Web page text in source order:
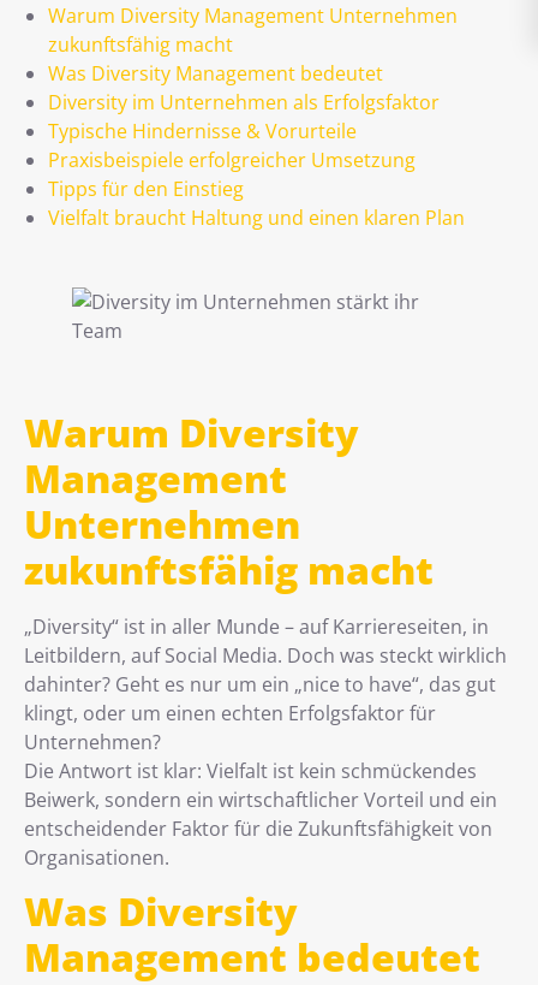
Warum Diversity Management Unternehmen
zukunftsfähig macht
Was Diversity Management bedeutet
Diversity im Unternehmen als Erfolgsfaktor
Typische Hindernisse & Vorurteile
Praxisbeispiele erfolgreicher Umsetzung
Tipps für den Einstieg
Vielfalt braucht Haltung und einen klaren Plan
Warum Diversity
Management
Unternehmen
zukunftsfähig macht
„Diversity“ ist in aller Munde – auf Karriereseiten, in
Leitbildern, auf Social Media. Doch was steckt wirklich
dahinter? Geht es nur um ein „nice to have“, das gut
klingt, oder um einen echten Erfolgsfaktor für
Unternehmen?
Die Antwort ist klar: Vielfalt ist kein schmückendes
Beiwerk, sondern ein wirtschaftlicher Vorteil und ein
entscheidender Faktor für die Zukunftsfähigkeit von
Organisationen.
Was Diversity
Management bedeutet